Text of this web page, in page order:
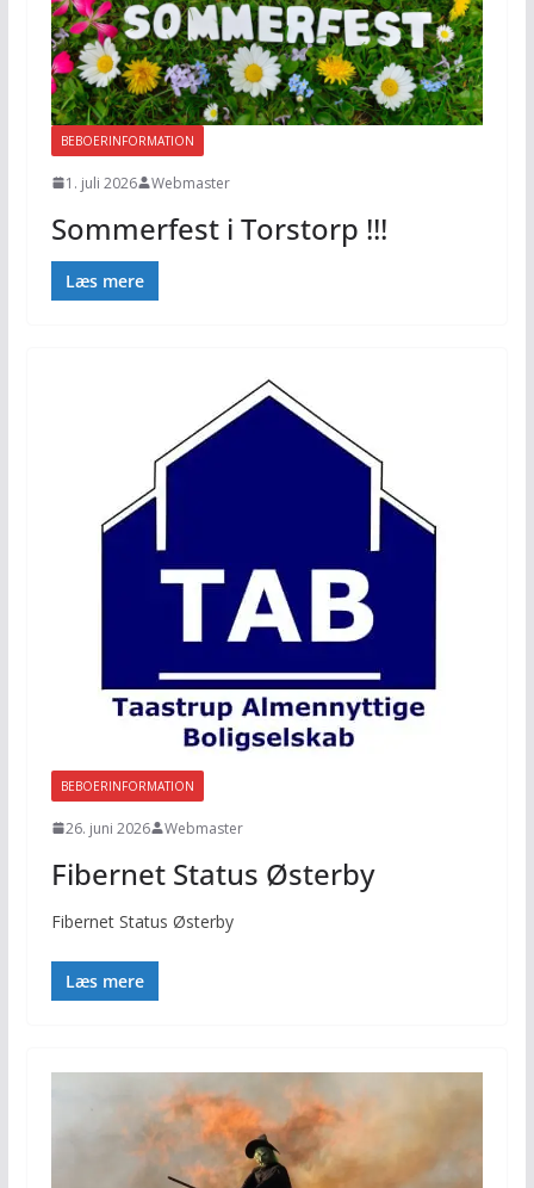
BEBOERINFORMATION
1. juli 2026 Webmaster
Sommerfest i Torstorp !!!
Læs mere
BEBOERINFORMATION
26. juni 2026 Webmaster
Fibernet Status Østerby
Fibernet Status Østerby
Læs mere